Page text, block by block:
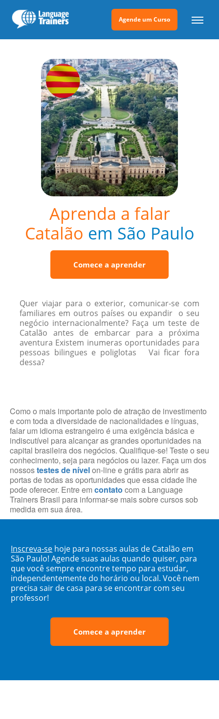
Agende um Curso
Aprenda a falar
Catalão em São Paulo
Comece a aprender
Quer viajar para o exterior, comunicar-se com
familiares em outros países ou expandir o seu
negócio internacionalmente? Faça um teste de
Catalão antes de embarcar para a próxima
aventura Existem inumeras oportunidades para
pessoas bilingues e poliglotas Vai ficar fora
dessa?
Como o mais importante polo de atração de investimento
e com toda a diversidade de nacionalidades e línguas,
falar um idioma estrangeiro é uma exigência básica e
indiscutível para alcançar as grandes oportunidades na
capital brasileira dos negócios. Qualifique-se! Teste o seu
conhecimento, seja para negócios ou lazer. Faça um dos
nossostestes de nívelon-line e grátis para abrir as
portas de todas as oportunidades que essa cidade lhe
pode oferecer. Entre em contato com a Language
Trainers Brasil para informar-se mais sobre cursos sob
medida em sua área.
Inscreva-se hoje para nossas aulas de Catalão em
São Paulo! Agende suas aulas quando quiser, para
que você sempre encontre tempo para estudar,
independentemente do horário ou local. Você nem
precisa sair de casa para se encontrar com seu
professor!
Comece a aprender